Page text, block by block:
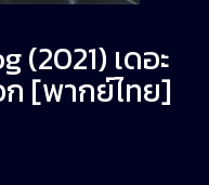
(2021) เดอะ
ก [พากย์ไทย]